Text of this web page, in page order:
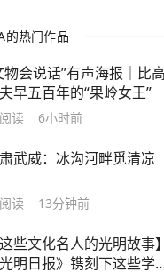
的热门作品
物会说话”有声海报｜比高
早五百年的“果岭女王”
阅读 6小时前
武威：冰沟河畔觅清凉
阅读 13分钟前
这些文化名人的光明故事】
光明日报》镌刻下这些学